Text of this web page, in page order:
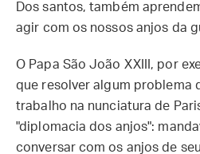
Dos santos, também
agir com os nossos anjos da
O Papa São João XXIII, por
que resolver algum problema
trabalho na nunciatura de
"diplomacia dos anjos":
conversar com os anjos de